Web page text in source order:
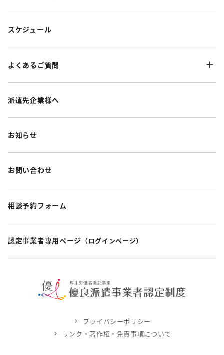
スケジュール
よくあるご質問
派遣先企業様へ
お知らせ
お問い合わせ
相談予約フォーム
認定事業者専用ページ （ログインページ）
プライバシーポリシー
リンク・著作権・免責事項について